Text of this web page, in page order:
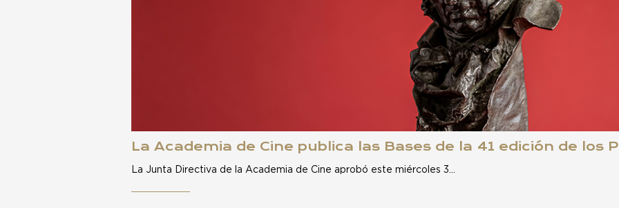
La Academia de Cine publica las Bases de la 41 edición de los
La Junta Directiva de la Academia de Cine aprobó este miércoles 3…